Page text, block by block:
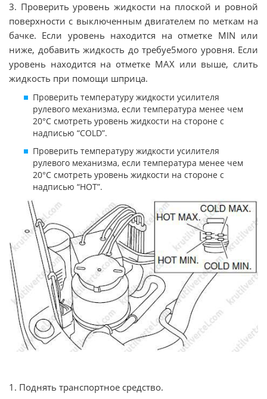
3. Проверить уровень жидкости на плоской и ровной
поверхности с выключенным двигателем по меткам на
бачке. Если уровень находится на отметке MIN или
ниже, добавить жидкость до требуе5мого уровня. Если
уровень находится на отметке MAX или выше, слить
жидкость при помощи шприца.
Проверить температуру жидкости усилителя
рулевого механизма, если температура менее чем
20°С смотреть уровень жидкости на стороне с
надписью “COLD”.
Проверить температуру жидкости усилителя
рулевого механизма, если температура менее чем
20°С смотреть уровень жидкости на стороне с
надписью “HOT”.
1. Поднять транспортное средство.